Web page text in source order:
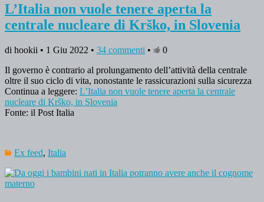
L’Italia non vuole tenere aperta la
centrale nucleare di Krško, in Slovenia
di hookii • 1 Giu 2022 • 34 commenti •
0
Il governo è contrario al prolungamento dell’attività della centrale
oltre il suo ciclo di vita, nonostante le rassicurazioni sulla sicurezza
Continua a leggere: L’Italia non vuole tenere aperta la centrale
nucleare di Krško, in Slovenia
Fonte: il Post Italia
Ex feed, Italia